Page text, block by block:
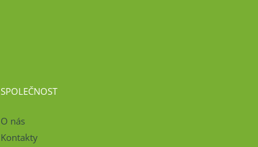
SPOLEČNOST
O nás
Kontakty